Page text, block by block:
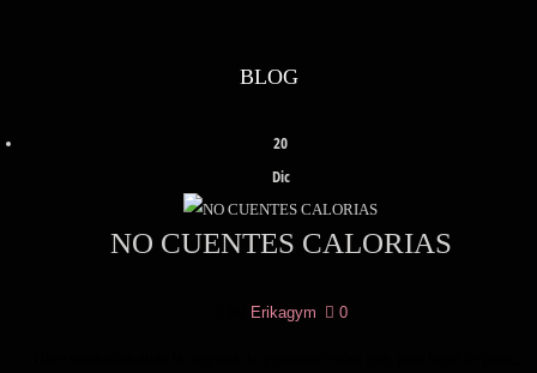
BLOG
20
Dic
NO CUENTES CALORIAS
Erikagym 0